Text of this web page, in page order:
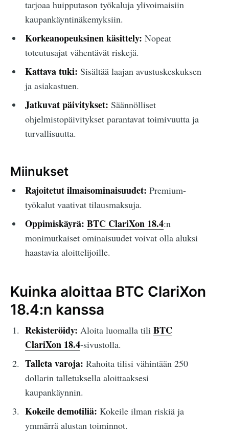
tarjoaa huipputason työkaluja ylivoimaisiin
kaupankäyntinäkemyksiin.
Korkeanopeuksinen käsittely: Nopeat
toteutusajat vähentävät riskejä.
Kattava tuki: Sisältää laajan avustuskeskuksen
ja asiakastuen.
Jatkuvat päivitykset: Säännölliset
ohjelmistopäivitykset parantavat toimivuutta ja
turvallisuutta.
Miinukset
Rajoitetut ilmaisominaisuudet: Premium-
työkalut vaativat tilausmaksuja.
Oppimiskäyrä: BTC ClariXon 18.4:n
monimutkaiset ominaisuudet voivat olla aluksi
haastavia aloittelijoille.
Kuinka aloittaa BTC ClariXon
18.4:n kanssa
Rekisteröidy: Aloita luomalla tili BTC
ClariXon 18.4-sivustolla.
Talleta varoja: Rahoita tilisi vähintään 250
dollarin talletuksella aloittaaksesi
kaupankäynnin.
Kokeile demotiliä: Kokeile ilman riskiä ja
ymmärrä alustan toiminnot.